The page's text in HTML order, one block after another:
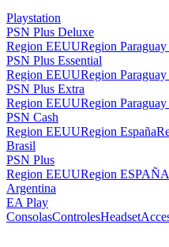
Playstation
PSN Plus Deluxe
Region EEUURegion
PSN Plus Essential
Region EEUURegion
PSN Plus Extra
Region EEUURegion
PSN Cash
Region EEUURegion España
Brasil
PSN Plus
Region EEUURegion ESPAÑA
Argentina
EA Play
ConsolasControlesHeadset